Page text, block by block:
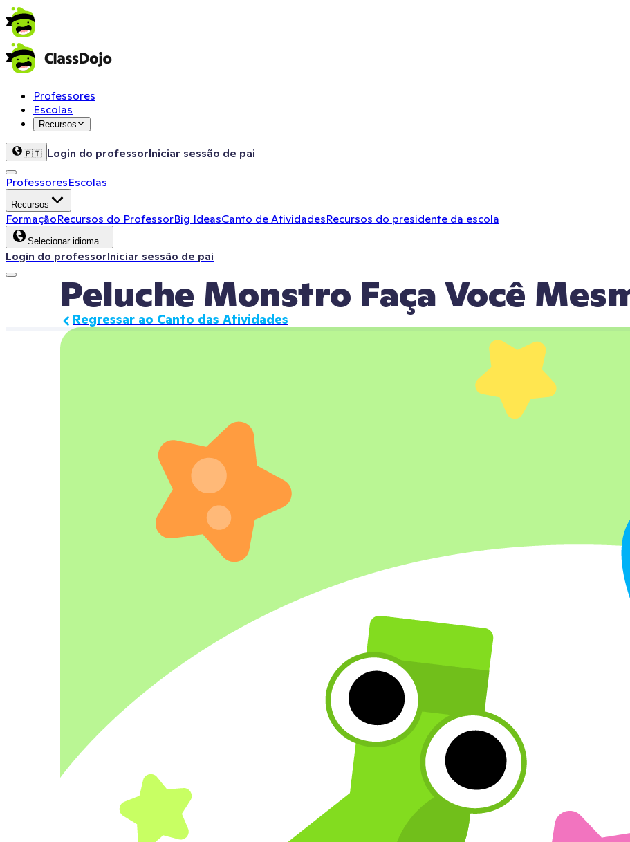
Professores
Escolas
Recursos
🇵🇹 Login do professorIniciar sessão de pai
ProfessoresEscolas
Recursos
FormaçãoRecursos do ProfessorBig IdeasCanto de AtividadesRecursos do presidente da escola
Selecionar idioma…
Login do professorIniciar sessão de pai
Peluche Monstro Faça Você
Regressar ao Canto das Atividades